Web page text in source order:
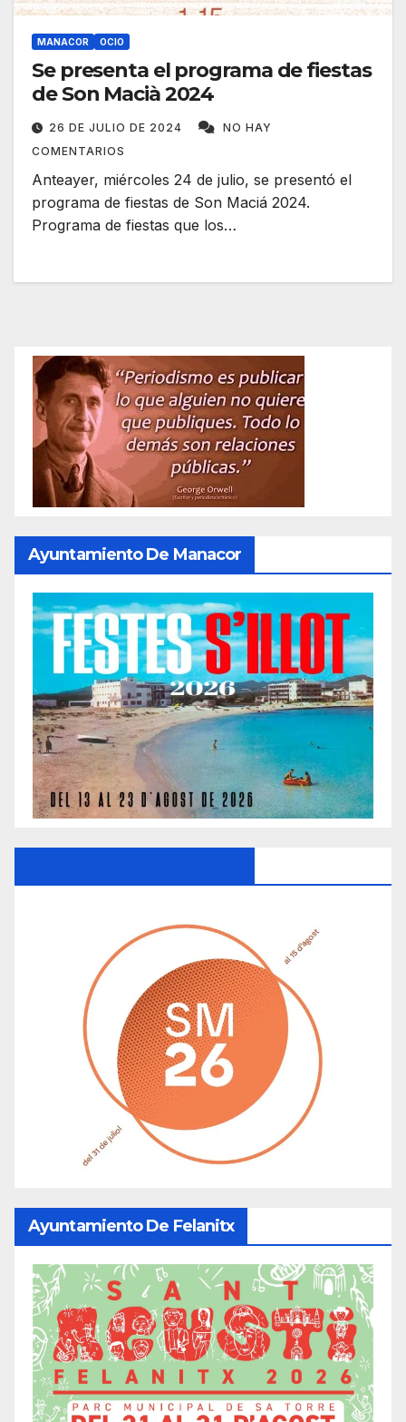
MANACOR OCIO
Se presenta el programa de fiestas
de Son Macià 2024
26 DE JULIO DE 2024
NO HAY
COMENTARIOS
Anteayer, miércoles 24 de julio, se presentó el
programa de fiestas de Son Maciá 2024.
Programa de fiestas que los…
Ayuntamiento De Manacor
Ayuntamiento De Felanitx